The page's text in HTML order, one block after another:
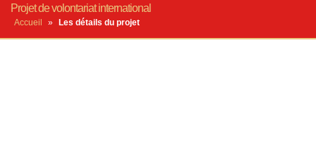
Projet de volontariat international
Accueil » Les détails du projet